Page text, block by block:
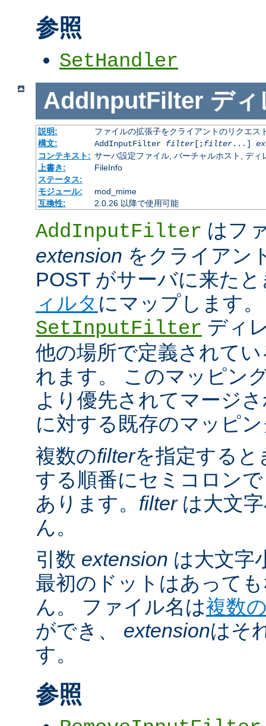
参照
SetHandler
AddInputFilter ディ
説明:
ファイルの拡張子をクライアントのリクエス
構文:
AddInputFilter filter[;filter...]
コンテキスト: サーバ設定ファイル, バーチャルホスト, ディ
上書き:
FileInfo
ステータス:
モジュール:
mod_mime
互換性:
2.0.26 以降で使用可能
AddInputFilter はフ
extension をクライアン
POST がサーバに来た
ィルタ にマップします
SetInputFilter ディ
他の場所で定義されて
れます。 このマッピン
より優先されてマージ
に対する既存のマッピ
複数のfilterを指定すると
する順番にセミコロン
あります。 filterは大文
ん。
引数 extension は大文字
最初のドットはあって
ん。 ファイル名は複数
ができ、 extensionはそ
す。
参照